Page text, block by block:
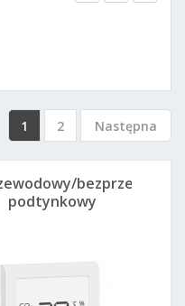
1 2 Następna
podtynkowy
biały